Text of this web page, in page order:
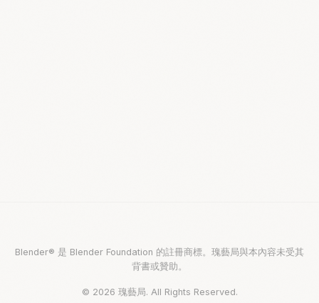
Blender® 是 Blender Foundation 的註冊商標。瑰藝局與本內容未受其
背書或贊助。
© 2026 瑰藝局. All Rights Reserved.